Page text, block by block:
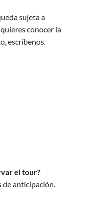
sujeta a
conocer la
escríbenos.
el tour?
de anticipación.